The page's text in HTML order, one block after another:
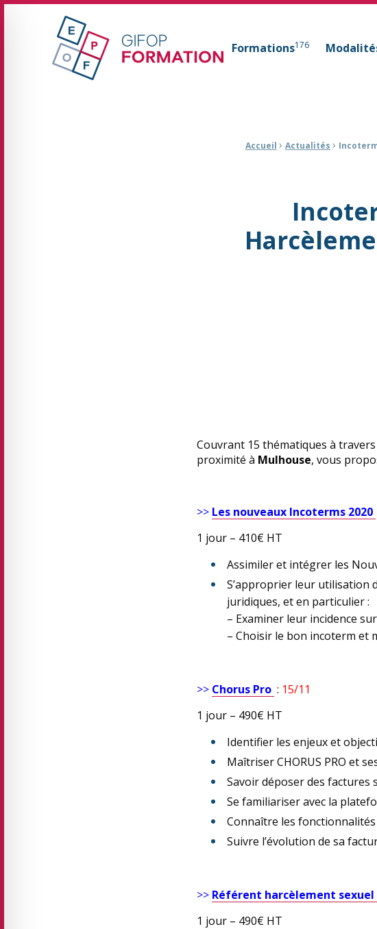
GIFOP Formation Centre de formation continue à Mulhouse
Formations176
Fil d'Ariane :
Accueil › Actualités ›
Couvrant 15 thématiques à
proximité à Mulhouse, vous
>> Les nouveaux Incoterms 2020
1 jour – 410€ HT
Assimiler et intégrer les
S’approprier leur utilisation
juridiques, et en particulier :
– Examiner leur incidence
– Choisir le bon incoterm et
>> Chorus Pro : 15/11
1 jour – 490€ HT
Identifier les enjeux et
Maîtriser CHORUS PRO et
Savoir déposer des factures
Se familiariser avec la
Connaître les
Suivre l’évolution de sa
>> Référent harcèlement
1 jour – 490€ HT